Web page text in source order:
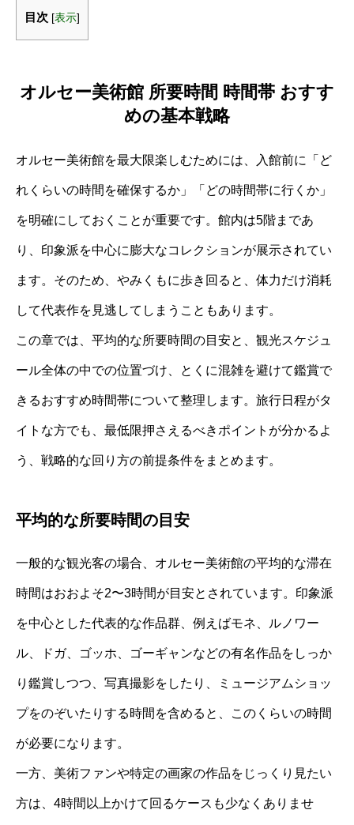
目次 [表示]
オルセー美術館 所要時間 時間帯 おすす
めの基本戦略
オルセー美術館を最大限楽しむためには、入館前に「ど
れくらいの時間を確保するか」「どの時間帯に行くか」
を明確にしておくことが重要です。館内は5階まであ
り、印象派を中心に膨大なコレクションが展示されてい
ます。そのため、やみくもに歩き回ると、体力だけ消耗
して代表作を見逃してしまうこともあります。
この章では、平均的な所要時間の目安と、観光スケジュ
ール全体の中での位置づけ、とくに混雑を避けて鑑賞で
きるおすすめ時間帯について整理します。旅行日程がタ
イトな方でも、最低限押さえるべきポイントが分かるよ
う、戦略的な回り方の前提条件をまとめます。
平均的な所要時間の目安
一般的な観光客の場合、オルセー美術館の平均的な滞在
時間はおおよそ2〜3時間が目安とされています。印象派
を中心とした代表的な作品群、例えばモネ、ルノワー
ル、ドガ、ゴッホ、ゴーギャンなどの有名作品をしっか
り鑑賞しつつ、写真撮影をしたり、ミュージアムショッ
プをのぞいたりする時間を含めると、このくらいの時間
が必要になります。
一方、美術ファンや特定の画家の作品をじっくり見たい
方は、4時間以上かけて回るケースも少なくありませ